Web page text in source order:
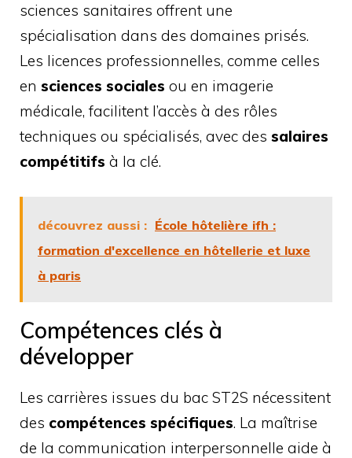
sciences sanitaires offrent une
spécialisation dans des domaines prisés.
Les licences professionnelles, comme celles
en sciences sociales ou en imagerie
médicale, facilitent l’accès à des rôles
techniques ou spécialisés, avec des salaires
compétitifs à la clé.
découvrez aussi : École hôtelière ifh :
formation d'excellence en hôtellerie et luxe
à paris
Compétences clés à
développer
Les carrières issues du bac ST2S nécessitent
des compétences spécifiques. La maîtrise
de la communication interpersonnelle aide à